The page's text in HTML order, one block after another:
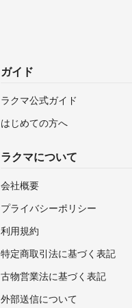
ガイド
ラクマ公式ガイド
はじめての方へ
ラクマについて
会社概要
プライバシーポリシー
利用規約
特定商取引法に基づく表記
古物営業法に基づく表記
外部送信について